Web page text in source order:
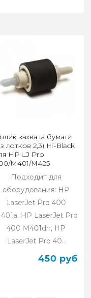
4383..
захвата бумаги
лотков 2,3) Hi-Black
HP LJ Pro
M401/M425
Подходит для
оборудования: HP
LaserJet Pro 400
HP LaserJet Pro
400 M401dn, HP
LaserJet Pro 40..
450 руб